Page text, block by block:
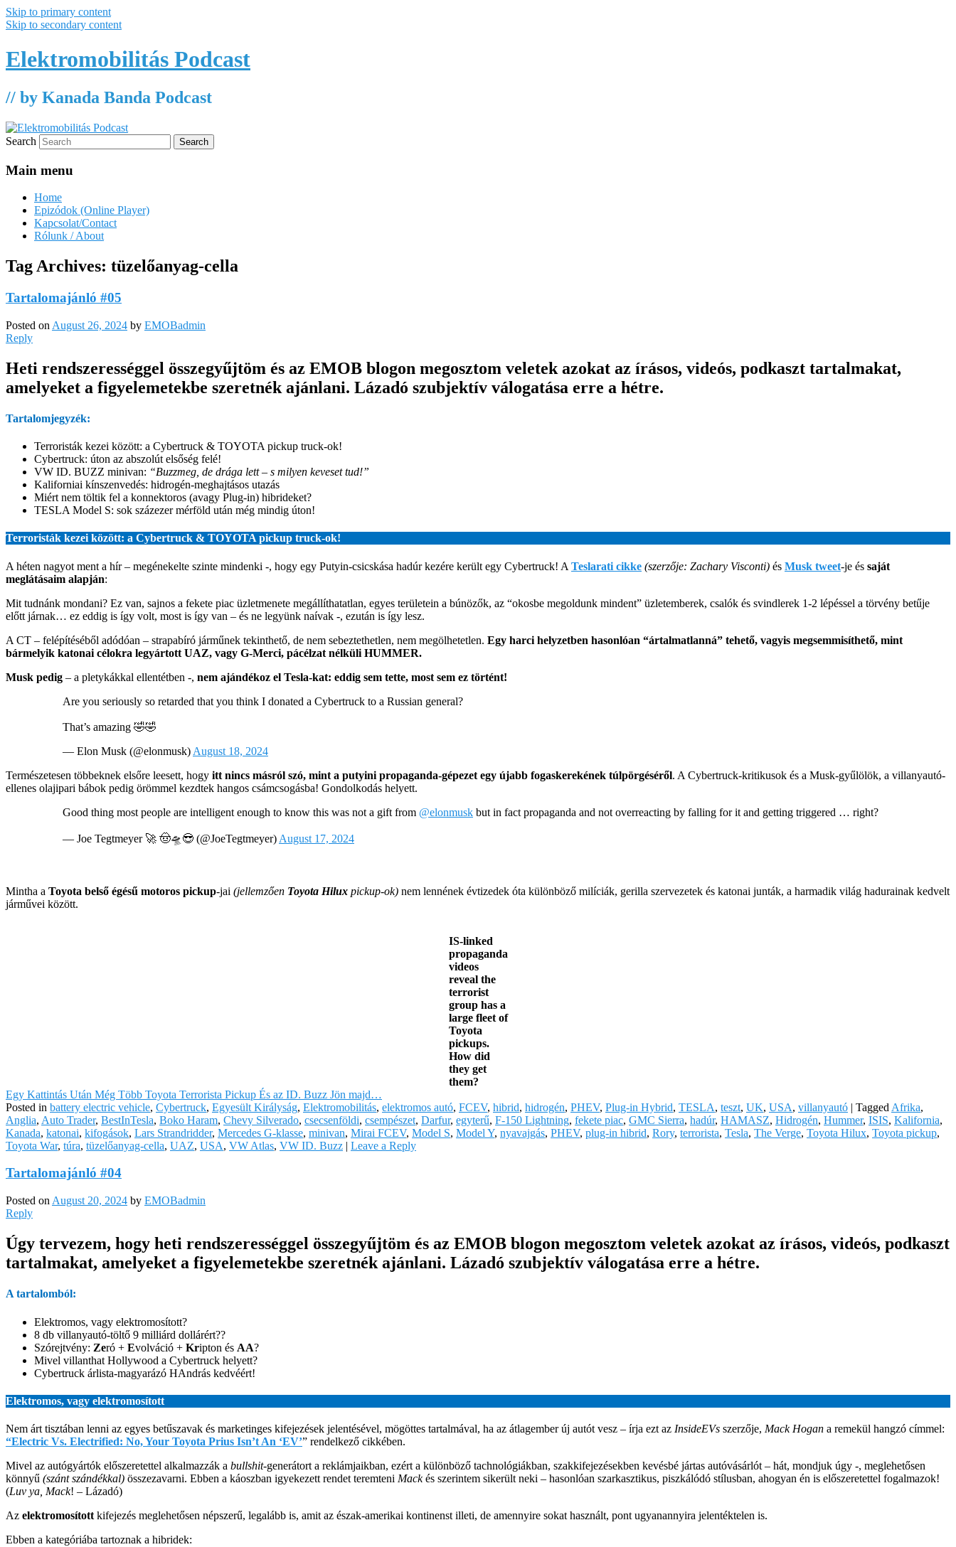
Skip to primary content
Skip to secondary content
Elektromobilitás Podcast
// by Kanada Banda Podcast
Search
Main menu
Home
Epizódok (Online Player)
Kapcsolat/Contact
Rólunk / About
Tag Archives: tüzelőanyag-cella
Tartalomajánló #05
Posted on August 26, 2024 by EMOBadmin
Reply
Heti rendszerességgel összegyűjtöm és az EMOB blogon megosztom veletek azokat az írásos, videós, podkaszt tartalmakat,
amelyeket a figyelemetekbe szeretnék ajánlani. Lázadó szubjektív válogatása erre a hétre.
Tartalomjegyzék:
Terroristák kezei között: a Cybertruck & TOYOTA pickup truck-ok!
Cybertruck: úton az abszolút elsőség felé!
VW ID. BUZZ minivan: “Buzzmeg, de drága lett – s milyen keveset tud!”
Kaliforniai kínszenvedés: hidrogén-meghajtásos utazás
Miért nem töltik fel a konnektoros (avagy Plug-in) hibrideket?
TESLA Model S: sok százezer mérföld után még mindig úton!
Terroristák kezei között: a Cybertruck & TOYOTA pickup truck-ok!
A héten nagyot ment a hír – megénekelte szinte mindenki -, hogy egy Putyin-csicskása hadúr kezére került egy Cybertruck! A Teslarati cikke (szerzője: Zachary Visconti) és Musk tweet-je és saját
meglátásaim alapján:
Mit tudnánk mondani? Ez van, sajnos a fekete piac üzletmenete megállíthatatlan, egyes területein a búnözők, az “okosbe megoldunk mindent” üzletemberek, csalók és svindlerek 1-2 lépéssel a törvény betűje
előtt járnak… ez eddig is így volt, most is így van – és ne legyünk naívak -, ezután is így lesz.
A CT – felépítéséből adódóan – strapabíró járműnek tekinthető, de nem sebeztethetlen, nem megölhetetlen. Egy harci helyzetben hasonlóan “ártalmatlanná” tehető, vagyis megsemmisíthető, mint
bármelyik katonai célokra legyártott UAZ, vagy G-Merci, pácélzat nélküli HUMMER.
Musk pedig – a pletykákkal ellentétben -, nem ajándékoz el Tesla-kat: eddig sem tette, most sem ez történt!
Are you seriously so retarded that you think I donated a Cybertruck to a Russian general?
That’s amazing 🤣🤣
— Elon Musk (@elonmusk) August 18, 2024
Természetesen többeknek elsőre leesett, hogy itt nincs másról szó, mint a putyini propaganda-gépezet egy újabb fogaskerekének túlpörgéséről. A Cybertruck-kritikusok és a Musk-gyűlölök, a villanyautó-
ellenes olajipari bábok pedig örömmel kezdtek hangos csámcsogásba! Gondolkodás helyett.
Good thing most people are intelligent enough to know this was not a gift from @elonmusk but in fact propaganda and not overreacting by falling for it and getting triggered … right?
— Joe Tegtmeyer 🚀 🤠🛸😎 (@JoeTegtmeyer) August 17, 2024
Mintha a Toyota belső égésű motoros pickup-jai (jellemzően Toyota Hilux pickup-ok) nem lennének évtizedek óta különböző milíciák, gerilla szervezetek és katonai junták, a harmadik világ hadurainak kedvelt
járművei között.
IS-linked
propaganda
videos
reveal the
terrorist
group has a
large fleet of
Toyota
pickups.
How did
they get
them?
Egy Kattintás Után Még Több Toyota Terrorista Pickup És az ID. Buzz Jön majd…
Posted in battery electric vehicle, Cybertruck, Egyesült Királyság, Elektromobilitás, elektromos autó, FCEV, hibrid, hidrogén, PHEV, Plug-in Hybrid, TESLA, teszt, UK, USA, villanyautó | Tagged Afrika,
Anglia, Auto Trader, BestInTesla, Boko Haram, Chevy Silverado, csecsenföldi, csempészet, Darfur, egyterű, F-150 Lightning, fekete piac, GMC Sierra, hadúr, HAMASZ, Hidrogén, Hummer, ISIS, Kalifornia,
Kanada, katonai, kifogások, Lars Strandridder, Mercedes G-klasse, minivan, Mirai FCEV, Model S, Model Y, nyavajgás, PHEV, plug-in hibrid, Rory, terrorista, Tesla, The Verge, Toyota Hilux, Toyota pickup,
Toyota War, túra, tüzelőanyag-cella, UAZ, USA, VW Atlas, VW ID. Buzz | Leave a Reply
Tartalomajánló #04
Posted on August 20, 2024 by EMOBadmin
Reply
Úgy tervezem, hogy heti rendszerességgel összegyűjtöm és az EMOB blogon megosztom veletek azokat az írásos, videós, podkaszt
tartalmakat, amelyeket a figyelemetekbe szeretnék ajánlani. Lázadó szubjektív válogatása erre a hétre.
A tartalomból:
Elektromos, vagy elektromosított?
8 db villanyautó-töltő 9 milliárd dollárért??
Szórejtvény: Zeró + Evolváció + Kripton és AA?
Mivel villanthat Hollywood a Cybertruck helyett?
Cybertruck árlista-magyarázó HAndrás kedvéért!
Elektromos, vagy elektromosított
Nem árt tisztában lenni az egyes betűszavak és marketinges kifejezések jelentésével, mögöttes tartalmával, ha az átlagember új autót vesz – írja ezt az InsideEVs szerzője, Mack Hogan a remekül hangzó címmel:
“Electric Vs. Electrified: No, Your Toyota Prius Isn’t An ‘EV’” rendelkező cikkében.
Mivel az autógyártók előszeretettel alkalmazzák a bullshit-generátort a reklámjaikban, ezért a különböző tachnológiákban, szakkifejezésekben kevésbé jártas autóvásárlót – hát, mondjuk úgy -, meglehetősen
könnyű (szánt szándékkal) összezavarni. Ebben a káoszban igyekezett rendet teremteni Mackés szerintem sikerült neki – hasonlóan szarkasztikus, piszkálódó stílusban, ahogyan én is előszeretettel fogalmazok!
(Luv ya, Mack! – Lázadó)
Az elektromosított kifejezés meglehetősen népszerű, legalább is, amit az észak-amerikai kontinenst illeti, de amennyire sokat használt, pont ugyanannyira jelentéktelen is.
Ebben a kategóriába tartoznak a hibridek: